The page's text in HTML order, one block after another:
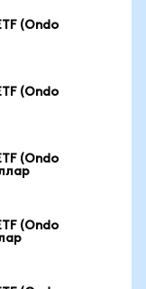
(Ondo
(Ondo
(Ondo
(Ondo